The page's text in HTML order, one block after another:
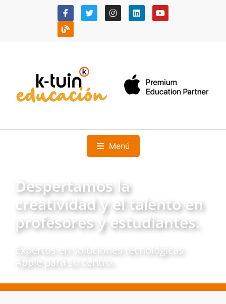
Menú
Despertamos la
creatividad y el talento en
profesores y estudiantes.
Expertos en soluciones tecnológicas
Apple para su centro.